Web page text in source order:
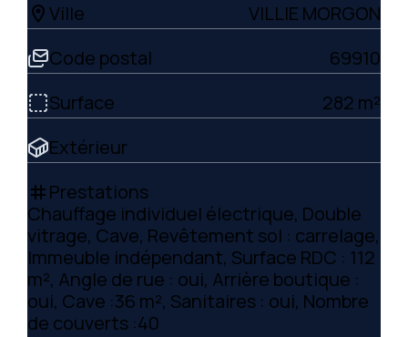
location_on Ville
VILLIE MORGON
Code postal
69910
Surface
282 m²
Extérieur
tag Prestations
Chauffage individuel électrique, Double
vitrage, Cave, Revêtement sol : carrelage,
Immeuble indépendant, Surface RDC : 112
m², Angle de rue : oui, Arrière boutique :
oui, Cave :36 m², Sanitaires : oui, Nombre
de couverts :40